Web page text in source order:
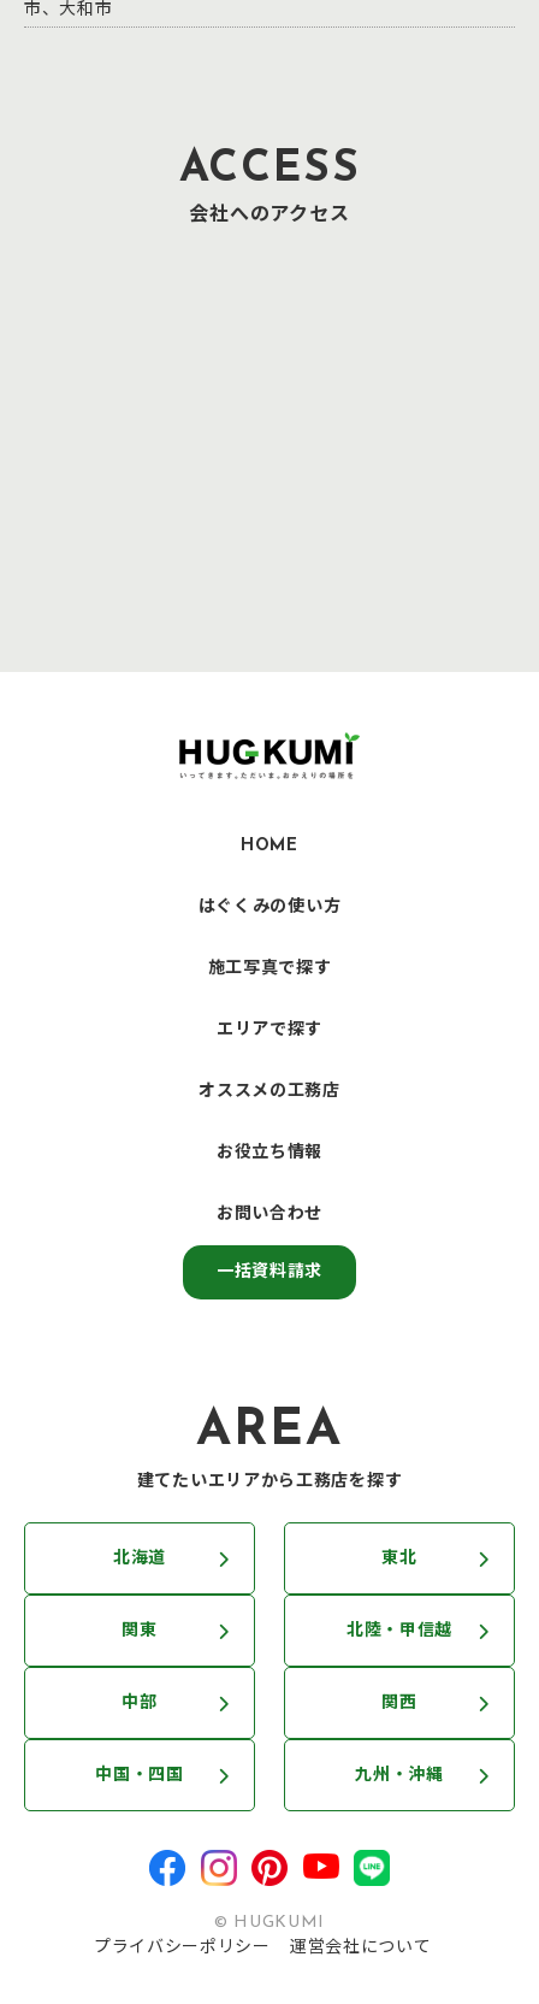
市、大和市
ACCESS
会社へのアクセス
HOME
はぐくみの使い方
施工写真で探す
エリアで探す
オススメの工務店
お役立ち情報
お問い合わせ
一括資料請求
AREA
建てたいエリアから工務店を探す
北海道 東北
関東 北陸・甲信越
中部 関西
中国・四国 九州・沖縄
© HUGKUMI
プライバシーポリシー
運営会社について